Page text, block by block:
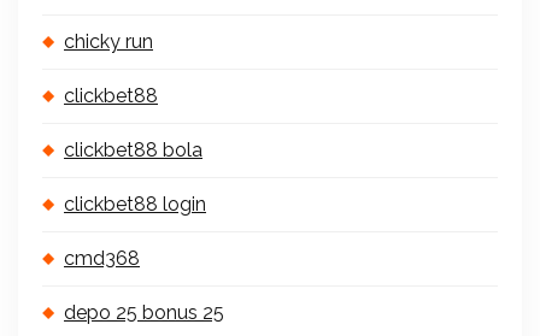
chicky run
clickbet88
clickbet88 bola
clickbet88 login
cmd368
depo 25 bonus 25